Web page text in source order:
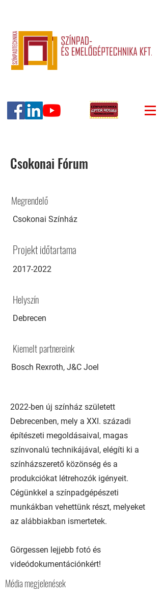
Csokonai Fórum
Megrendelő
Csokonai Színház
Projekt időtartama
2017-2022
Helyszín
Debrecen
Kiemelt partnereink
Bosch Rexroth, J&C Joel
2022-ben új színház született
Debrecenben, mely a XXI. századi
építészeti megoldásaival, magas
színvonalú technikájával, elégíti ki a
színházszerető közönség és a
produkciókat létrehozók igényeit.
Cégünkkel a színpadgépészeti
munkákban vehettünk részt, melyeket
az alábbiakban ismertetek.
Görgessen lejjebb fotó és
videódokumentációnkért!
Média megjelenések